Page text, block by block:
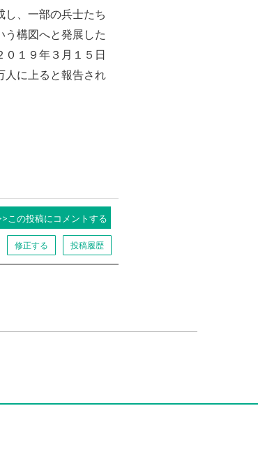
、一部の兵士たち
う構図へと発展した
１９年３月１５日
人に上ると報告され
この投稿にコメントする
修正する 投稿履歴